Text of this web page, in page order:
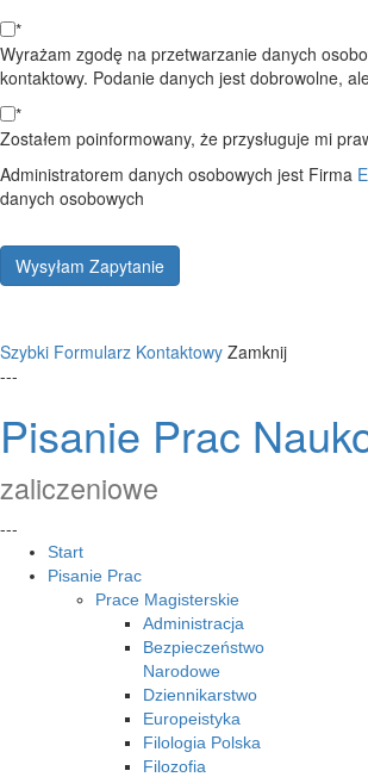
*
Wyrażam zgodę na przetwarzanie danych
kontaktowy. Podanie danych jest dobrowolne,
*
Zostałem poinformowany, że przysługuje mi
Administratorem danych osobowych jest Firma
danych osobowych
Wysyłam Zapytanie
Szybki Formularz Kontaktowy Zamknij
---
Pisanie Prac
zaliczeniowe
---
Start
Pisanie Prac
Prace Magisterskie
Administracja
Bezpieczeństwo
Narodowe
Dziennikarstwo
Europeistyka
Filologia Polska
Filozofia